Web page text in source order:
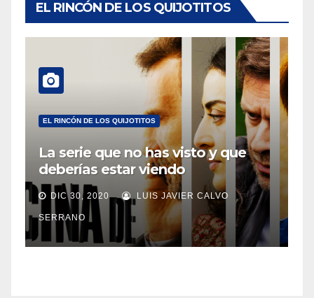
EL RINCÓN DE LOS QUIJOTITOS
EL RINCÓN DE LOS QUIJOTITOS
La serie que no has visto y que
deberías estar viendo
DIC 30, 2020 LUIS JAVIER CALVO
SERRANO